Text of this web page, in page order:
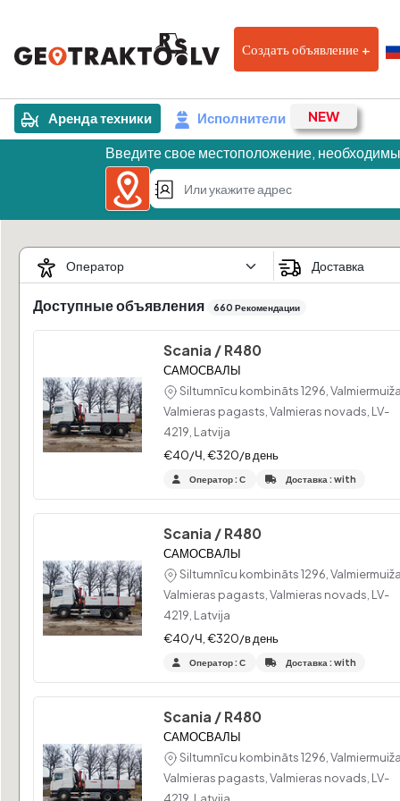
Создать объявление +
Аренда техники Исполнители
Введите свое местоположение,
4 6
Доступные объявления 660 Рекомендации
Scania / R480
САМОСВАЛЫ
Siltumnīcu kombināts 1296, Valmiermuiža,
Valmieras pagasts, Valmieras novads, LV-
4219, Latvija
€40/Ч, €320/в день
Оператор : С Доставка : with
Scania / R480
САМОСВАЛЫ
Siltumnīcu kombināts 1296, Valmiermuiža,
Valmieras pagasts, Valmieras novads, LV-
4219, Latvija
€40/Ч, €320/в день
Оператор : С Доставка : with
Scania / R480
САМОСВАЛЫ
Siltumnīcu kombināts 1296, Valmiermuiža,
Valmieras pagasts, Valmieras novads, LV-